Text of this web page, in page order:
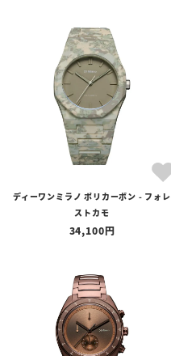
ディーワンミラノ ポリカーボン - フォレ
ストカモ
34,100